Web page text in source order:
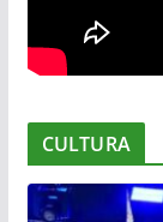
CULTURA